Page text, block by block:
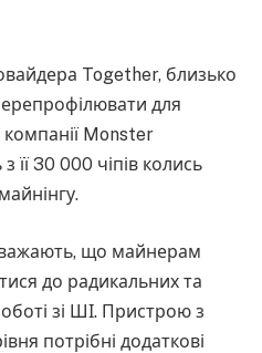
Together, близько
для
Monster
її 30 000 чіпів колись
що майнерам
до радикальних та
зі ШІ. Пристрою з
потрібні додаткові